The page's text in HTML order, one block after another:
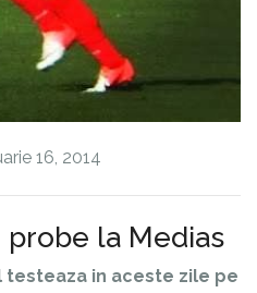
16, 2014
probe la Medias
testeaza in aceste zile pe